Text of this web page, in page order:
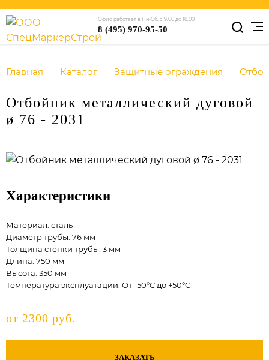
Офис работает в Пн-Сб: с 9:00 до 18:00
8 (495) 970-95-50
Главная Каталог Защитные ограждения
Отбойник металлический дуговой
ø 76 - 2031
Характеристики
Материал: сталь
Диаметр трубы: 76 мм
Толщина стенки трубы: 3 мм
Длина: 750 мм
Высота: 350 мм
Температура эксплуатации: От -50°C до +50°C
от 2300 руб.
ЗАКАЗАТЬ